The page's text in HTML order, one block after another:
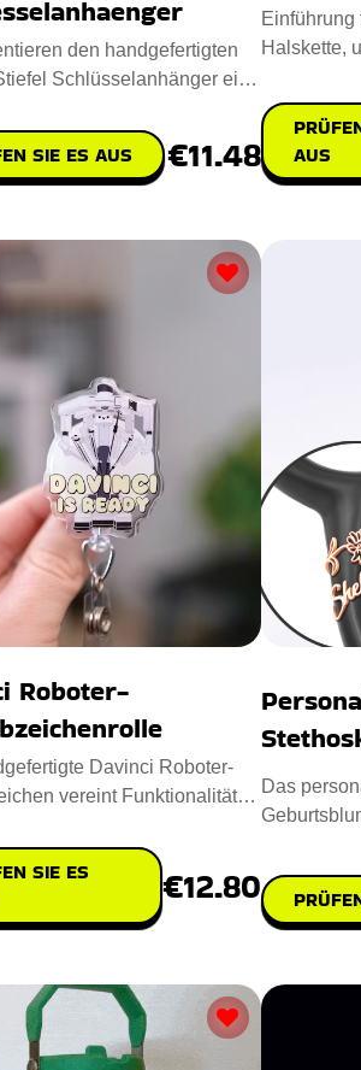
den handgefertigten
Schlüsselanhänger ein
SIE ES AUS €11.48
Halskette,
AUS
Roboter-
Davinci Roboter-
vereint Funktionalität
SIE ES
€12.80
Das